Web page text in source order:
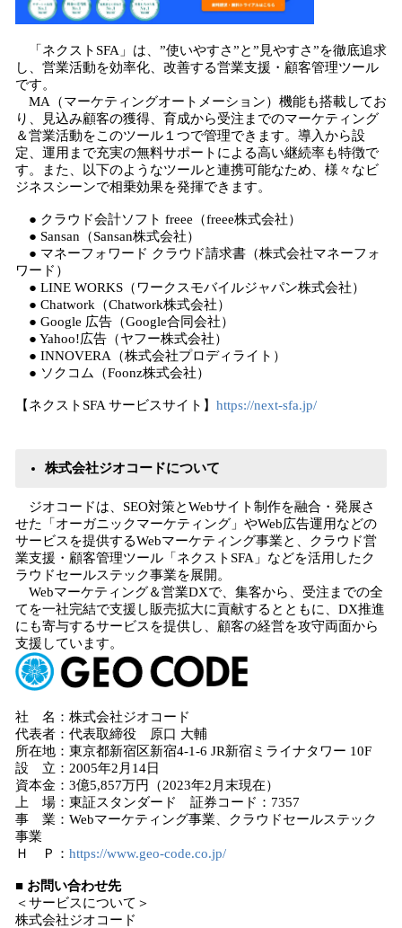
「ネクストSFA」は、”使いやすさ”と”見やすさ”を徹底追求
し、営業活動を効率化、改善する営業支援・顧客管理ツール
です。
MA（マーケティングオートメーション）機能も搭載してお
り、見込み顧客の獲得、育成から受注までのマーケティング
＆営業活動をこのツール１つで管理できます。導入から設
定、運用まで充実の無料サポートによる高い継続率も特徴で
す。また、以下のようなツールと連携可能なため、様々なビ
ジネスシーンで相乗効果を発揮できます。
● クラウド会計ソフト freee（freee株式会社）
● Sansan（Sansan株式会社）
● マネーフォワード クラウド請求書（株式会社マネーフォ
ワード）
● LINE WORKS（ワークスモバイルジャパン株式会社）
● Chatwork（Chatwork株式会社）
● Google 広告（Google合同会社）
● Yahoo!広告（ヤフー株式会社）
● INNOVERA（株式会社プロディライト）
● ソクコム（Foonz株式会社）
【ネクストSFA サービスサイト】 https://next-sfa.jp/
株式会社ジオコードについて
ジオコードは、SEO対策とWebサイト制作を融合・発展さ
せた「オーガニックマーケティング」やWeb広告運用などの
サービスを提供するWebマーケティング事業と、クラウド営
業支援・顧客管理ツール「ネクストSFA」などを活用したク
ラウドセールステック事業を展開。
Webマーケティング＆営業DXで、集客から、受注までの全
てを一社完結で支援し販売拡大に貢献するとともに、DX推進
にも寄与するサービスを提供し、顧客の経営を攻守両面から
支援しています。
社 名：株式会社ジオコード
代表者：代表取締役 原口 大輔
所在地：東京都新宿区新宿4-1-6 JR新宿ミライナタワー 10F
設 立：2005年2月14日
資本金：3億5,857万円（2023年2月末現在）
上 場：東証スタンダード 証券コード：7357
事 業：Webマーケティング事業、クラウドセールステック
事業
Ｈ Ｐ： https://www.geo-code.co.jp/
■ お問い合わせ先
＜サービスについて＞
株式会社ジオコード